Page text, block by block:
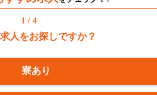
1 / 4
人をお探しですか？
寮あり